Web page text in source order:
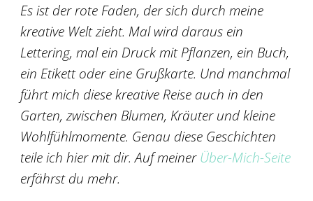
Es ist der rote Faden, der sich durch meine
kreative Welt zieht. Mal wird daraus ein
Lettering, mal ein Druck mit Pflanzen, ein Buch,
ein Etikett oder eine Grußkarte. Und manchmal
führt mich diese kreative Reise auch in den
Garten, zwischen Blumen, Kräuter und kleine
Wohlfühlmomente. Genau diese Geschichten
teile ich hier mit dir. Auf meinerÜber-Mich-Seite
erfährst du mehr.